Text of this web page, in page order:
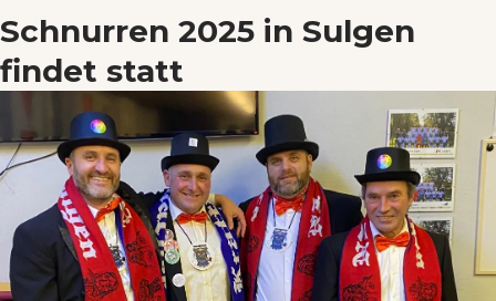
Schnurren 2025 in Sulgen
findet statt